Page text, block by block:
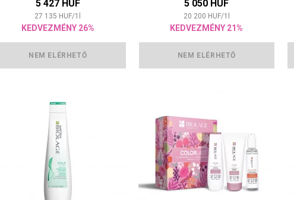
5 427 HUF
27 135 HUF/1
KEDVEZMÉNY 26%
NEM ELÉRHETŐ
5 050 HUF
20 200 HUF/1
KEDVEZMÉNY 21%
NEM ELÉRHETŐ